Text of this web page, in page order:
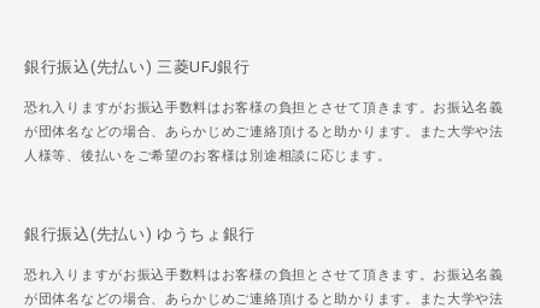
銀行振込(先払い) 三菱UFJ銀行
恐れ入りますがお振込手数料はお客様の負担とさせて頂きます。お振込名義
が団体名などの場合、あらかじめご連絡頂けると助かります。また大学や法
人様等、後払いをご希望のお客様は別途相談に応じます。
銀行振込(先払い) ゆうちょ銀行
恐れ入りますがお振込手数料はお客様の負担とさせて頂きます。お振込名義
が団体名などの場合、あらかじめご連絡頂けると助かります。また大学や法